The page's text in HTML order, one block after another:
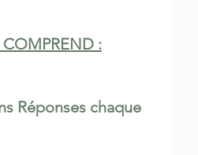
:
Réponses chaque